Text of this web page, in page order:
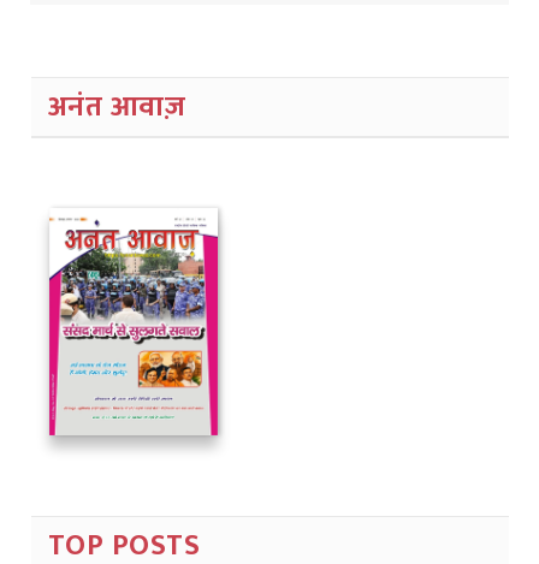
अनंत आवाज़
TOP POSTS